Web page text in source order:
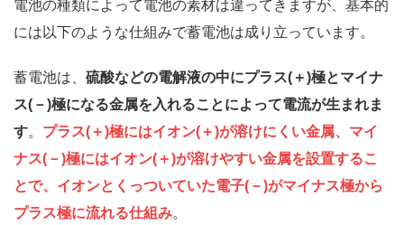
電池の種類によって電池の素材は違ってきますが、基本的
には以下のような仕組みで蓄電池は成り立っています。
蓄電池は、 硫酸などの電解液の中にプラス(＋)極とマイナ
ス(－)極になる金属を入れることによって電流が生まれま
す。 プラス(＋)極にはイオン(＋)が溶けにくい金属、マイ
ナス(－)極にはイオン(＋)が溶けやすい金属を設置するこ
とで、イオンとくっついていた電子(－)がマイナス極から
プラス極に流れる仕組み。